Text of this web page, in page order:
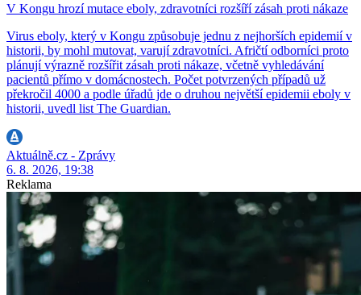
V Kongu hrozí mutace eboly, zdravotníci rozšíří zásah proti nákaze
Virus eboly, který v Kongu způsobuje jednu z nejhorších epidemií v
historii, by mohl mutovat, varují zdravotníci. Afričtí odborníci proto
plánují výrazně rozšířit zásah proti nákaze, včetně vyhledávání
pacientů přímo v domácnostech. Počet potvrzených případů už
překročil 4000 a podle úřadů jde o druhou největší epidemii eboly v
historii, uvedl list The Guardian.
Aktuálně.cz - Zprávy
6. 8. 2026, 19:38
Reklama